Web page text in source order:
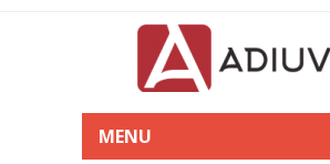
MENU